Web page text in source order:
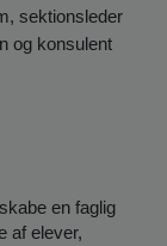
sektionsleder
og konsulent
en faglig
af elever,